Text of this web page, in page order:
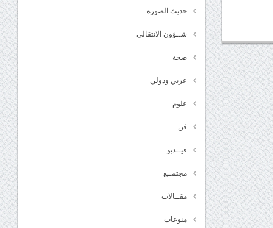
حديث الصورة
شــؤون الانتقالي
صحة
عربي ودولي
علوم
فن
فيــديو
مجتمــع
مقــالات
منوعات